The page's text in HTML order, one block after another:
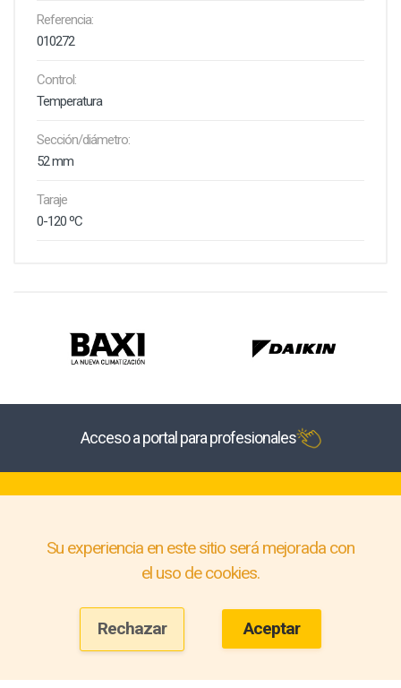
Referencia:
010272
Control:
Temperatura
Sección/diámetro:
52 mm
Taraje
0-120 ºC
Acceso a portal para profesionales
Su experiencia en este sitio será mejorada con
el uso de cookies.
Rechazar Aceptar